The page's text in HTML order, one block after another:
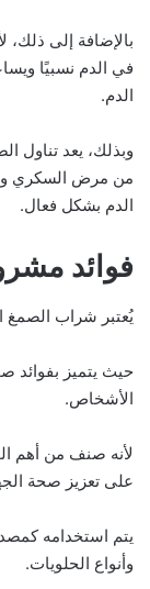
بالإضافة إلى
في الدم نسبيًا
الدم.
وبذلك، يعد تناول
من مرض السكري
الدم بشكل فعال.
فوائد
يُعتبر شراب الصمغ
حيث يتميز بفوائد
الأشخاص.
لأنه صنف من أهم
على تعزيز صحة
يتم استخدامه
وأنواع الحلويات.